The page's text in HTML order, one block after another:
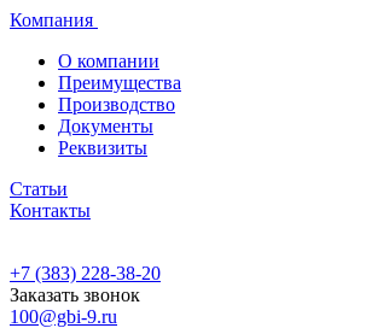
Компания
О компании
Преимущества
Производство
Документы
Реквизиты
Статьи
Контакты
+7 (383) 228-38-20
Заказать звонок
100@gbi-9.ru